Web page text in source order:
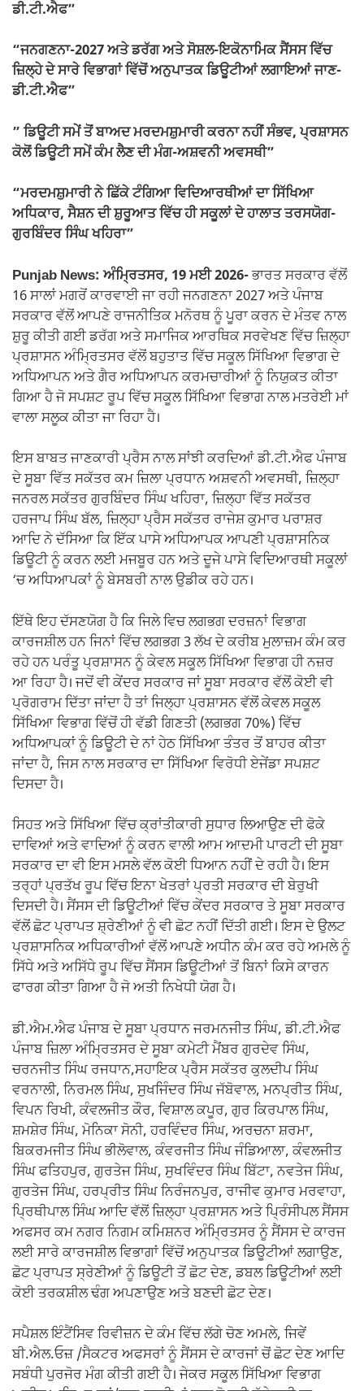
ਡੀ.ਟੀ.ਐਫ”
“ਜਨਗਣਨਾ-2027 ਅਤੇ ਡਰੱਗ ਅਤੇ ਸੋਸ਼ਲ-ਇਕੋਨਾਮਿਕ ਸੈਂਸਸ ਵਿੱਚ
ਜ਼ਿਲ੍ਹੇ ਦੇ ਸਾਰੇ ਵਿਭਾਗਾਂ ਵਿੱਚੋਂ ਅਨੁਪਾਤਕ ਡਿਊਟੀਆਂ ਲਗਾਇਆਂ ਜਾਣ-
ਡੀ.ਟੀ.ਐਫ”
” ਡਿਊਟੀ ਸਮੇਂ ਤੋਂ ਬਾਅਦ ਮਰਦਮਸ਼ੁਮਾਰੀ ਕਰਨਾ ਨਹੀਂ ਸੰਭਵ, ਪ੍ਰਸ਼ਾਸਨ
ਕੋਲੋਂ ਡਿਊਟੀ ਸਮੇਂ ਕੰਮ ਲੈਣ ਦੀ ਮੰਗ-ਅਸ਼ਵਨੀ ਅਵਸਥੀ”
“ਮਰਦਮਸ਼ੁਮਾਰੀ ਨੇ ਛਿੱਕੇ ਟੰਗਿਆ ਵਿਦਿਆਰਥੀਆਂ ਦਾ ਸਿੱਖਿਆ
ਅਧਿਕਾਰ, ਸੈਸ਼ਨ ਦੀ ਸ਼ੁਰੂਆਤ ਵਿੱਚ ਹੀ ਸਕੂਲਾਂ ਦੇ ਹਾਲਾਤ ਤਰਸਯੋਗ-
ਗੁਰਬਿੰਦਰ ਸਿੰਘ ਖਹਿਰਾ”
Punjab News: ਅੰਮ੍ਰਿਤਸਰ, 19 ਮਈ 2026-ਭਾਰਤ ਸਰਕਾਰ ਵੱਲੋਂ
16 ਸਾਲਾਂ ਮਗਰੋਂ ਕਾਰਵਾਈ ਜਾ ਰਹੀ ਜਨਗਣਨਾ 2027 ਅਤੇ ਪੰਜਾਬ
ਸਰਕਾਰ ਵੱਲੋਂ ਆਪਣੇ ਰਾਜਨੀਤਿਕ ਮਨੋਰਥ ਨੂੰ ਪੂਰਾ ਕਰਨ ਦੇ ਮੰਤਵ ਨਾਲ
ਸ਼ੁਰੂ ਕੀਤੀ ਗਈ ਡਰੱਗ ਅਤੇ ਸਮਾਜਿਕ ਆਰਥਿਕ ਸਰਵੇਖਣ ਵਿੱਚ ਜ਼ਿਲ੍ਹਾ
ਪ੍ਰਸ਼ਾਸਨ ਅੰਮ੍ਰਿਤਸਰ ਵੱਲੋਂ ਬਹੁਤਾਤ ਵਿੱਚ ਸਕੂਲ ਸਿੱਖਿਆ ਵਿਭਾਗ ਦੇ
ਅਧਿਆਪਨ ਅਤੇ ਗੈਰ ਅਧਿਆਪਨ ਕਰਮਚਾਰੀਆਂ ਨੂੰ ਨਿਯੁਕਤ ਕੀਤਾ
ਗਿਆ ਹੈ ਜੋ ਸਪਸ਼ਟ ਰੂਪ ਵਿੱਚ ਸਕੂਲ ਸਿੱਖਿਆ ਵਿਭਾਗ ਨਾਲ ਮਤਰੇਈ ਮਾਂ
ਵਾਲਾ ਸਲੂਕ ਕੀਤਾ ਜਾ ਰਿਹਾ ਹੈ।
ਇਸ ਬਾਬਤ ਜਾਣਕਾਰੀ ਪ੍ਰੈਸ ਨਾਲ ਸਾਂਝੀ ਕਰਦਿਆਂ ਡੀ.ਟੀ.ਐਫ ਪੰਜਾਬ
ਦੇ ਸੂਬਾ ਵਿੱਤ ਸਕੱਤਰ ਕਮ ਜ਼ਿਲਾ ਪ੍ਰਧਾਨ ਅਸ਼ਵਨੀ ਅਵਸਥੀ, ਜ਼ਿਲ੍ਹਾ
ਜਨਰਲ ਸਕੱਤਰ ਗੁਰਬਿੰਦਰ ਸਿੰਘ ਖਹਿਰਾ, ਜ਼ਿਲ੍ਹਾ ਵਿੱਤ ਸਕੱਤਰ
ਹਰਜਾਪ ਸਿੰਘ ਬੱਲ, ਜ਼ਿਲ੍ਹਾ ਪ੍ਰੈਸ ਸਕੱਤਰ ਰਾਜੇਸ਼ ਕੁਮਾਰ ਪਰਾਸ਼ਰ
ਆਦਿ ਨੇ ਦੱਸਿਆ ਕਿ ਇੱਕ ਪਾਸੇ ਅਧਿਆਪਕ ਆਪਣੀ ਪ੍ਰਸ਼ਾਸਨਿਕ
ਡਿਊਟੀ ਨੂੰ ਕਰਨ ਲਈ ਮਜਬੂਰ ਹਨ ਅਤੇ ਦੂਜੇ ਪਾਸੇ ਵਿਦਿਆਰਥੀ ਸਕੂਲਾਂ
‘ਚ ਅਧਿਆਪਕਾਂ ਨੂੰ ਬੇਸਬਰੀ ਨਾਲ ਉਡੀਕ ਰਹੇ ਹਨ।
ਇੱਥੇ ਇਹ ਦੱਸਣਯੋਗ ਹੈ ਕਿ ਜਿਲੇ ਵਿਚ ਲਗਭਗ ਦਰਜ਼ਨਾਂ ਵਿਭਾਗ
ਕਾਰਜਸ਼ੀਲ ਹਨ ਜਿਨਾਂ ਵਿੱਚ ਲਗਭਗ 3 ਲੱਖ ਦੇ ਕਰੀਬ ਮੁਲਾਜ਼ਮ ਕੰਮ ਕਰ
ਰਹੇ ਹਨ ਪਰੰਤੂ ਪ੍ਰਸ਼ਾਸਨ ਨੂੰ ਕੇਵਲ ਸਕੂਲ ਸਿੱਖਿਆ ਵਿਭਾਗ ਹੀ ਨਜ਼ਰ
ਆ ਰਿਹਾ ਹੈ। ਜਦੋਂ ਵੀ ਕੇਂਦਰ ਸਰਕਾਰ ਜਾਂ ਸੂਬਾ ਸਰਕਾਰ ਵੱਲੋਂ ਕੋਈ ਵੀ
ਪ੍ਰੋਗਰਾਮ ਦਿੱਤਾ ਜਾਂਦਾ ਹੈ ਤਾਂ ਜਿਲ੍ਹਾ ਪ੍ਰਸ਼ਾਸਨ ਵੱਲੋਂ ਕੇਵਲ ਸਕੂਲ
ਸਿੱਖਿਆ ਵਿਭਾਗ ਵਿੱਚੋਂ ਹੀ ਵੱਡੀ ਗਿਣਤੀ (ਲਗਭਗ 70%) ਵਿੱਚ
ਅਧਿਆਪਕਾਂ ਨੂੰ ਡਿਊਟੀ ਦੇ ਨਾਂ ਹੇਠ ਸਿੱਖਿਆ ਤੰਤਰ ਤੋਂ ਬਾਹਰ ਕੀਤਾ
ਜਾਂਦਾ ਹੈ, ਜਿਸ ਨਾਲ ਸਰਕਾਰ ਦਾ ਸਿੱਖਿਆ ਵਿਰੋਧੀ ਏਜੇਂਡਾ ਸਪਸ਼ਟ
ਦਿਸਦਾ ਹੈ।
ਸਿਹਤ ਅਤੇ ਸਿੱਖਿਆ ਵਿੱਚ ਕ੍ਰਾਂਤੀਕਾਰੀ ਸੁਧਾਰ ਲਿਆਉਣ ਦੀ ਫੋਕੇ
ਦਾਵਿਆਂ ਅਤੇ ਵਾਦਿਆਂ ਨੂੰ ਕਰਨ ਵਾਲੀ ਆਮ ਆਦਮੀ ਪਾਰਟੀ ਦੀ ਸੂਬਾ
ਸਰਕਾਰ ਦਾ ਵੀ ਇਸ ਮਸਲੇ ਵੱਲ ਕੋਈ ਧਿਆਨ ਨਹੀਂ ਦੇ ਰਹੀ ਹੈ। ਇਸ
ਤਰ੍ਹਾਂ ਪ੍ਰਤੱਖ ਰੂਪ ਵਿੱਚ ਇਨਾ ਖੇਤਰਾਂ ਪ੍ਰਤੀ ਸਰਕਾਰ ਦੀ ਬੇਰੁਖੀ
ਦਿਸਦੀ ਹੈ। ਸੈਂਸਸ ਦੀ ਡਿਊਟੀਆਂ ਵਿੱਚ ਕੇਂਦਰ ਸਰਕਾਰ ਤੇ ਸੂਬਾ ਸਰਕਾਰ
ਵੱਲੋਂ ਛੋਟ ਪ੍ਰਾਪਤ ਸ਼੍ਰੇਣੀਆਂ ਨੂੰ ਵੀ ਛੋਟ ਨਹੀਂ ਦਿੱਤੀ ਗਈ। ਇਸ ਦੇ ਉਲਟ
ਪ੍ਰਸ਼ਾਸਨਿਕ ਅਧਿਕਾਰੀਆਂ ਵੱਲੋਂ ਆਪਣੇ ਅਧੀਨ ਕੰਮ ਕਰ ਰਹੇ ਅਮਲੇ ਨੂੰ
ਸਿੱਧੇ ਅਤੇ ਅਸਿੱਧੇ ਰੂਪ ਵਿੱਚ ਸੈਂਸਸ ਡਿਊਟੀਆਂ ਤੋਂ ਬਿਨਾਂ ਕਿਸੇ ਕਾਰਨ
ਫਾਰਗ ਕੀਤਾ ਗਿਆ ਹੈ ਜੋ ਅਤੀ ਨਿਖੇਧੀ ਯੋਗ ਹੈ।
ਡੀ.ਐਮ.ਐਫ ਪੰਜਾਬ ਦੇ ਸੂਬਾ ਪ੍ਰਧਾਨ ਜਰਮਨਜੀਤ ਸਿੰਘ, ਡੀ.ਟੀ.ਐਫ
ਪੰਜਾਬ ਜ਼ਿਲਾ ਅੰਮ੍ਰਿਤਸਰ ਦੇ ਸੂਬਾ ਕਮੇਟੀ ਮੈਂਬਰ ਗੁਰਦੇਵ ਸਿੰਘ,
ਚਰਨਜੀਤ ਸਿੰਘ ਰਜਧਾਨ,ਸਹਾਇਕ ਪ੍ਰੈਸ ਸਕੱਤਰ ਕੁਲਦੀਪ ਸਿੰਘ
ਵਰਨਾਲੀ, ਨਿਰਮਲ ਸਿੰਘ, ਸੁਖਜਿੰਦਰ ਸਿੰਘ ਜੱਬੋਵਾਲ, ਮਨਪ੍ਰੀਤ ਸਿੰਘ,
ਵਿਪਨ ਰਿਖੀ, ਕੰਵਲਜੀਤ ਕੌਰ, ਵਿਸ਼ਾਲ ਕਪੂਰ, ਗੁਰ ਕਿਰਪਾਲ ਸਿੰਘ,
ਸ਼ਮਸ਼ੇਰ ਸਿੰਘ, ਮੋਨਿਕਾ ਸੋਨੀ, ਹਰਵਿੰਦਰ ਸਿੰਘ, ਅਰਚਨਾ ਸ਼ਰਮਾ,
ਬਿਕਰਮਜੀਤ ਸਿੰਘ ਭੀਲੋਵਾਲ, ਕੰਵਰਜੀਤ ਸਿੰਘ ਜੰਡਿਆਲਾ, ਕੰਵਲਜੀਤ
ਸਿੰਘ ਫਤਿਹਪੁਰ, ਗੁਰਤੇਜ ਸਿੰਘ, ਸੁਖਵਿੰਦਰ ਸਿੰਘ ਬਿੱਟਾ, ਨਵਤੇਜ ਸਿੰਘ,
ਗੁਰਤੇਜ ਸਿੰਘ, ਹਰਪ੍ਰੀਤ ਸਿੰਘ ਨਿਰੰਜਨਪੁਰ, ਰਾਜੀਵ ਕੁਮਾਰ ਮਰਵਾਹਾ,
ਪ੍ਰਿਥੀਪਾਲ ਸਿੰਘ ਆਦਿ ਵੱਲੋਂ ਜ਼ਿਲ੍ਹਾ ਪ੍ਰਸ਼ਾਸਨ ਅਤੇ ਪ੍ਰਿੰਸੀਪਲ ਸੈਂਸਸ
ਅਫਸਰ ਕਮ ਨਗਰ ਨਿਗਮ ਕਮਿਸ਼ਨਰ ਅੰਮ੍ਰਿਤਸਰ ਨੂੰ ਸੈਂਸਸ ਦੇ ਕਾਰਜ
ਲਈ ਸਾਰੇ ਕਾਰਜਸ਼ੀਲ ਵਿਭਾਗਾਂ ਵਿੱਚੋਂ ਅਨੁਪਾਤਕ ਡਿਊਟੀਆਂ ਲਗਾਉਣ,
ਛੋਟ ਪ੍ਰਾਪਤ ਸ੍ਰੇਣੀਆਂ ਨੂੰ ਡਿਊਟੀ ਤੋਂ ਛੋਟ ਦੇਣ, ਡਬਲ ਡਿਊਟੀਆਂ ਲਈ
ਕੋਈ ਤਰਕਸ਼ੀਲ ਢੰਗ ਅਪਣਾਉਣ ਅਤੇ ਬਣਦੀ ਛੋਟ ਦੇਣ।
ਸਪੈਸ਼ਲ ਇੰਟੈਂਸਿਵ ਰਿਵੀਜ਼ਨ ਦੇ ਕੰਮ ਵਿੱਚ ਲੱਗੇ ਚੋਣ ਅਮਲੇ, ਜਿਵੇਂ
ਬੀ.ਐਲ.ਓਜ਼ /ਸੈਕਟਰ ਅਫਸਰਾਂ ਨੂੰ ਸੈਂਸਸ ਦੇ ਕਾਰਜਾਂ ਚੋਂ ਛੋਟ ਦੇਣ ਆਦਿ
ਸਬੰਧੀ ਪੁਰਜੋਰ ਮੰਗ ਕੀਤੀ ਗਈ ਹੈ। ਜੇਕਰ ਸਕੂਲ ਸਿੱਖਿਆ ਵਿਭਾਗ